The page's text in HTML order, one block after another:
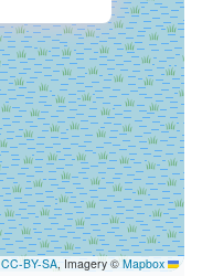
Leaflet
CC-BY-SA, Imagery © Mapbox